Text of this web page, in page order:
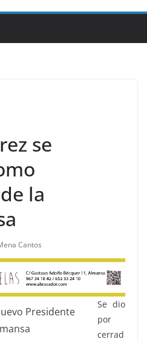
se
la
Cantos
Presidente
Se dio
por
cerrad